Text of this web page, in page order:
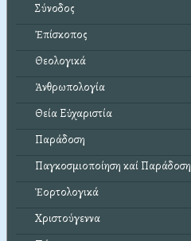
Σύνοδος
Ἐπίσκοπος
Θεολογικά
Ἀνθρωπολογία
Θεία Εὐχαριστία
Παράδοση
Παγκοσμιοποίηση καί Παράδοση
Ἑορτολογικά
Χριστούγεννα